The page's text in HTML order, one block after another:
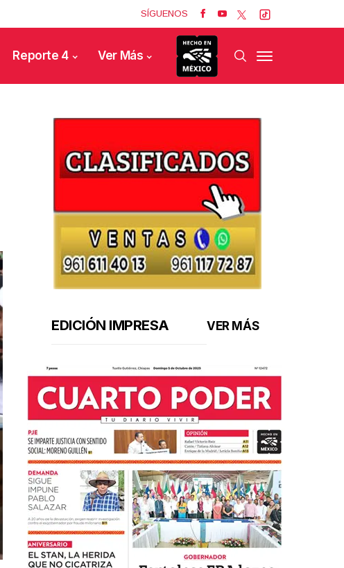
SÍGUENOS
Reporte 4 Ver Más
EDICIÓN IMPRESA VER MÁS